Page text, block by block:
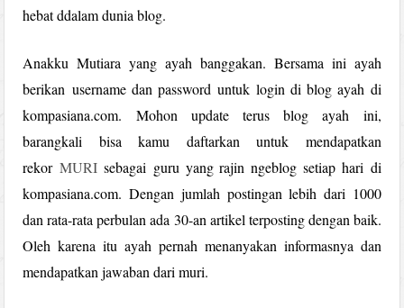
hebat ddalam dunia blog.
Anakku Mutiara yang ayah banggakan. Bersama ini ayah
berikan username dan password untuk login di blog ayah di
kompasiana.com. Mohon update terus blog ayah ini,
barangkali bisa kamu daftarkan untuk mendapatkan
rekorMURIsebagai guru yang rajin ngeblog setiap hari di
kompasiana.com. Dengan jumlah postingan lebih dari 1000
dan rata-rata perbulan ada 30-an artikel terposting dengan baik.
Oleh karena itu ayah pernah menanyakan informasnya dan
mendapatkan jawaban dari muri.